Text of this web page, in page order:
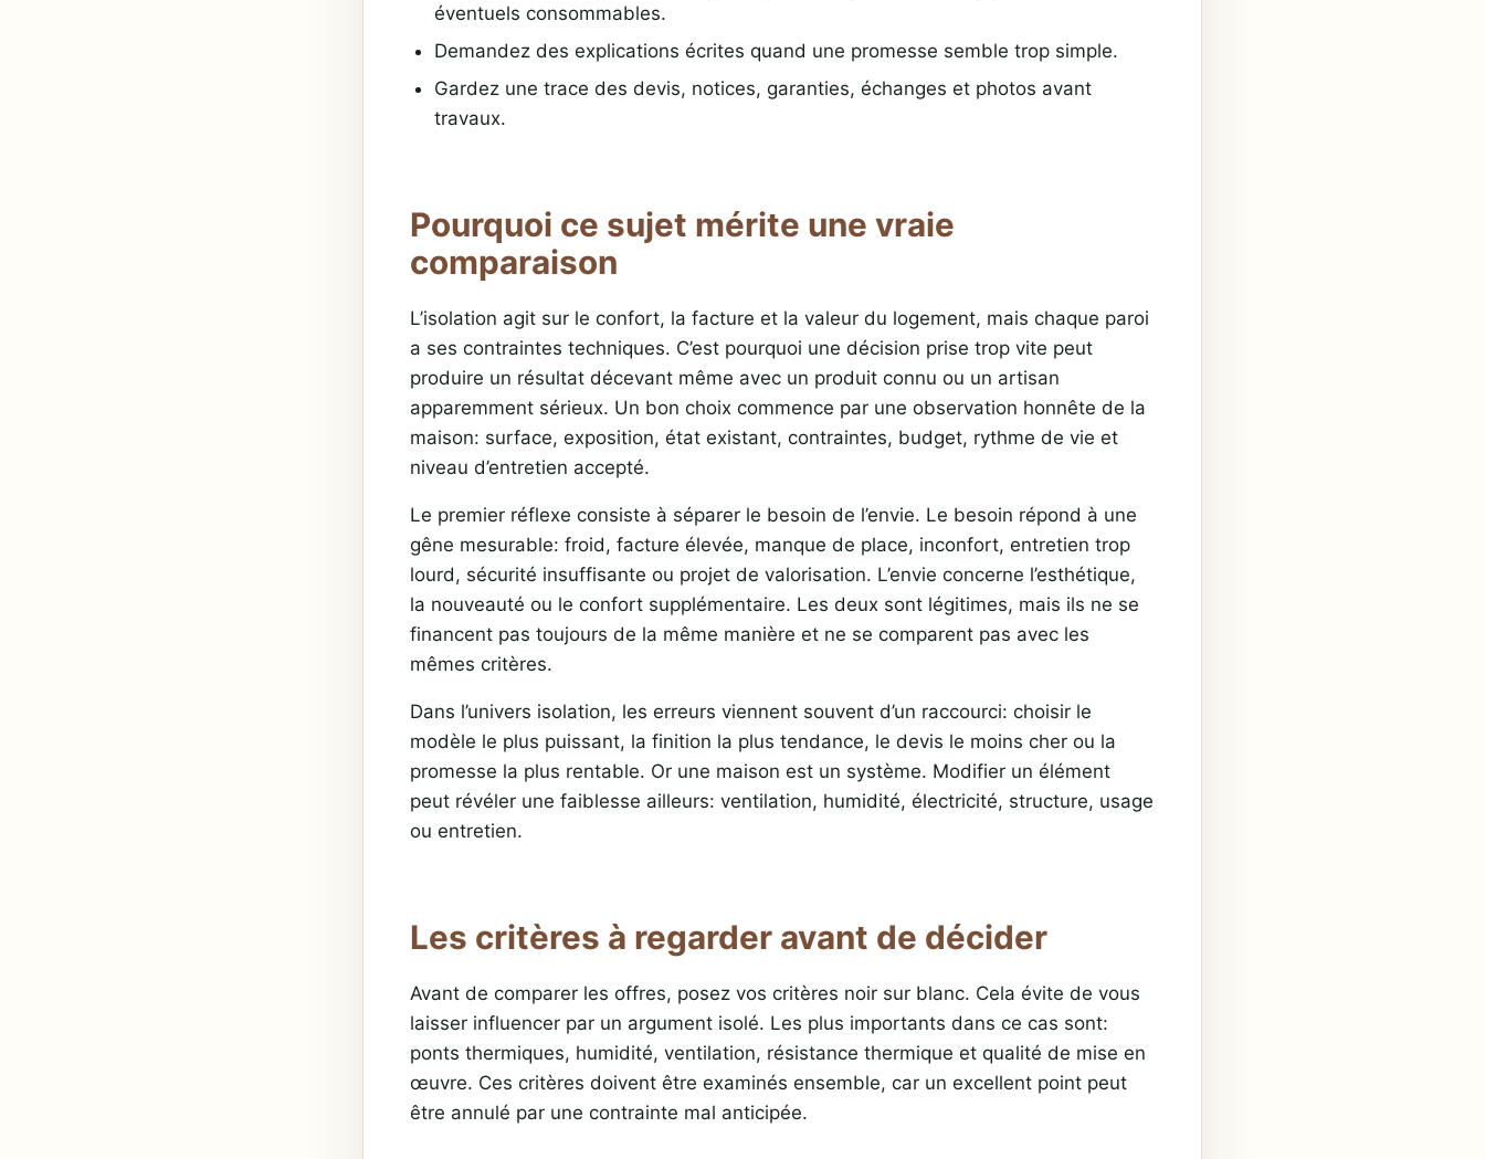
éventuels consommables.
Demandez des explications écrites quand une promesse semble trop simple.
Gardez une trace des devis, notices, garanties, échanges et photos avant
travaux.
Pourquoi ce sujet mérite une vraie
comparaison
L’isolation agit sur le confort, la facture et la valeur du logement, mais chaque paroi
a ses contraintes techniques. C’est pourquoi une décision prise trop vite peut
produire un résultat décevant même avec un produit connu ou un artisan
apparemment sérieux. Un bon choix commence par une observation honnête de la
maison: surface, exposition, état existant, contraintes, budget, rythme de vie et
niveau d’entretien accepté.
Le premier réflexe consiste à séparer le besoin de l’envie. Le besoin répond à une
gêne mesurable: froid, facture élevée, manque de place, inconfort, entretien trop
lourd, sécurité insuffisante ou projet de valorisation. L’envie concerne l’esthétique,
la nouveauté ou le confort supplémentaire. Les deux sont légitimes, mais ils ne se
financent pas toujours de la même manière et ne se comparent pas avec les
mêmes critères.
Dans l’univers isolation, les erreurs viennent souvent d’un raccourci: choisir le
modèle le plus puissant, la finition la plus tendance, le devis le moins cher ou la
promesse la plus rentable. Or une maison est un système. Modifier un élément
peut révéler une faiblesse ailleurs: ventilation, humidité, électricité, structure, usage
ou entretien.
Les critères à regarder avant de décider
Avant de comparer les offres, posez vos critères noir sur blanc. Cela évite de vous
laisser influencer par un argument isolé. Les plus importants dans ce cas sont:
ponts thermiques, humidité, ventilation, résistance thermique et qualité de mise en
œuvre. Ces critères doivent être examinés ensemble, car un excellent point peut
être annulé par une contrainte mal anticipée.